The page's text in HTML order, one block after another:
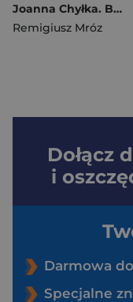
Joanna Chyłka. Bezprawie. Wydanie specjalne
Remigiusz Mróz
Dołącz
i
Darmowa
Specjalne